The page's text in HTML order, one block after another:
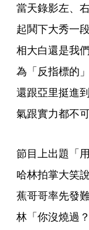
當天錄影左、
起鬨下大秀一
相大白還是我
為「反指標的
還跟亞里挺進
氣跟實力都不
節目上出題「
哈林拍掌大笑
蕉哥哥率先發
林「你沒燒過